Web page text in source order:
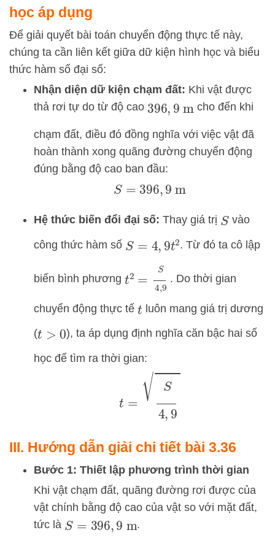
học áp dụng
Để giải quyết bài toán chuyển động thực tế này,
chúng ta cần liên kết giữa dữ kiện hình học và biểu
thức hàm số đại số:
Nhận diện dữ kiện chạm đất: Khi vật được
thả rơi tự do từ độ cao 396, 9 m cho đến khi
chạm đất, điều đó đồng nghĩa với việc vật đã
hoàn thành xong quãng đường chuyển động
đúng bằng độ cao ban đầu:
S =396,9m
Hệ thức biến đổi đại số: Thay giá trị Svào
công thức hàm số S =4 ,9 2 . Từ đó ta cô lập
biến bình phương t2 4, . Do thời gian
chuyển động thực tế t luôn mang giá trị dương
(t>0 ), ta áp dụng định nghĩa căn bậc hai số
học để tìm ra thời gian:
S4 9
III. Hướng dẫn giải chi tiết bài 3.36
Bước 1: Thiết lập phương trình thời gian
Khi vật chạm đất, quãng đường rơi được của
vật chính bằng độ cao của vật so với mặt đất,
tức là S =396,9 m .